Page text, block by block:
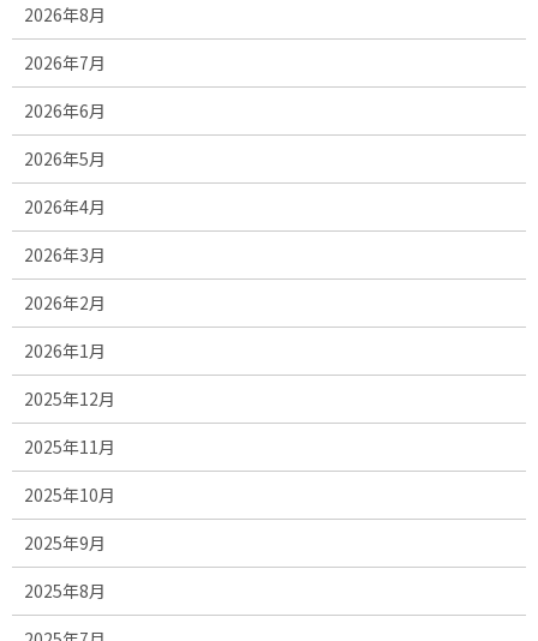
2026年8月
2026年7月
2026年6月
2026年5月
2026年4月
2026年3月
2026年2月
2026年1月
2025年12月
2025年11月
2025年10月
2025年9月
2025年8月